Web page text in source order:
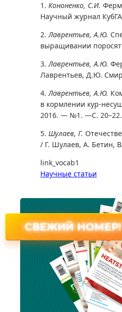
1. Кононенко, С.И.
Научный журнал
2.Лаврентьев, А.Ю.
выращивании
3.Лаврентьев, А.Ю.
Лаврентьев, Д.Ю.
4.Лаврентьев, А.Ю.
в кормлении кур-
2016. — №1. —С. 20–22.
5. Шулаев, Г.
/ Г. Шулаев, А. Бетин,
link_vocab1
Научные статьи
СВЕЖИЙ НОМЕР!